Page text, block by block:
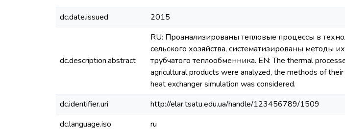
dc.date.issued
2015
dc.description.abstract
RU: Проанализированы тепловые процессы в
сельского хозяйства, систематизированы
трубчатого теплообменника. EN: The thermal
agricultural products were analyzed, the methods of
heat exchanger simulation was considered.
dc.identifier.uri
http://elar.tsatu.edu.ua/handle/123456789/1509
dc.language.iso
ru